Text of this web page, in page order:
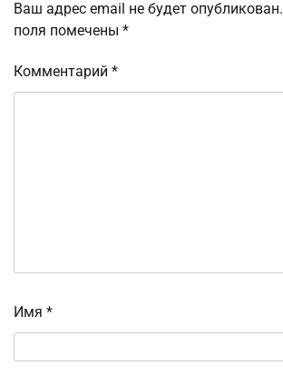
Ваш адрес email не будет опубликован.
поля помечены *
Комментарий *
Имя *